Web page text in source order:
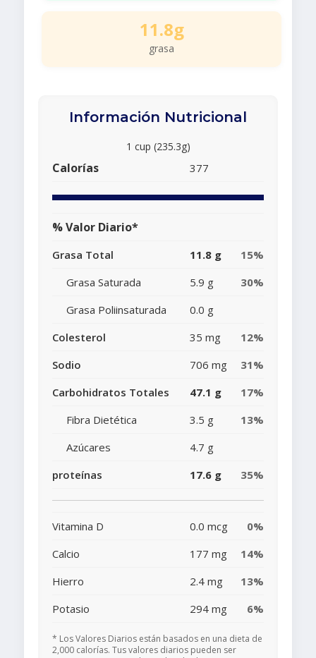
11.8g
grasa
Información Nutricional
1 cup (235.3g)
Calorías 377
% Valor Diario*
Grasa Total 11.8 g
15%
Grasa Saturada
5.9 g
30%
Grasa Poliinsaturada
0.0 g
Colesterol
35 mg
12%
Sodio
706 mg
31%
Carbohidratos Totales
47.1 g
17%
Fibra Dietética
3.5 g
13%
Azúcares
4.7 g
proteínas
17.6 g 35%
Vitamina D 0.0 mcg
0%
Calcio
177 mg
14%
Hierro
2.4 mg
13%
Potasio
294 mg 6%
* Los Valores Diarios están basados en una dieta de
2,000 calorías. Tus valores diarios pueden ser